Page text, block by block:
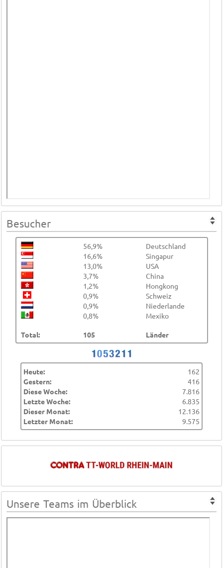
Besucher
56,9%
Deutschland
16,6%
Singapur
13,0%
USA
3,7%
China
1,2%
Hongkong
0,9%
Schweiz
0,9%
Niederlande
0,8%
Mexiko
Total: 105 Länder
Heute:
162
Gestern:
416
Diese Woche:
7.816
Letzte Woche:
6.835
Dieser Monat:
12.136
Letzter Monat:
9.575
Unsere Teams im Überblick